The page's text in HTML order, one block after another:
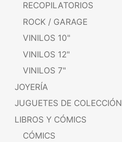
RECOPILATORIOS
ROCK / GARAGE
VINILOS 10"
VINILOS 12"
VINILOS 7"
JOYERÍA
JUGUETES DE COLECCIÓN
LIBROS Y CÓMICS
CÓMICS